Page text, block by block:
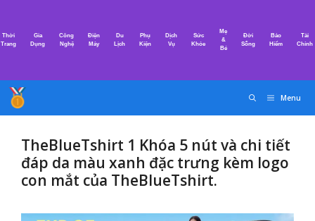
nội
Thời
Trang
Gia
Dụng
Công
Nghệ
Điện
Máy
Du
Lịch
Phụ
Kiện
Dịch
Vụ
Sức
Khỏe
Mẹ
&
Bé
Đời
Sống
Bảo
Hiểm
Tài
Chính
Menu
TheBlueTshirt 1 Khóa 5 nút và chi tiết
đáp da màu xanh đặc trưng kèm logo
con mắt của TheBlueTshirt.